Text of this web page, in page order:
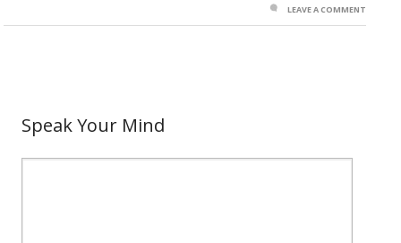
LEAVE A COMMENT
Speak Your Mind